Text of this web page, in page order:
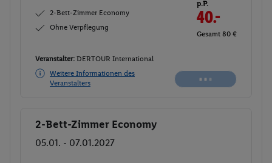
2-Bett-Zimmer Economy
Ohne Verpflegung
p.P.
33.-
Gesamt 66 €
Veranstalter: DERTOUR International
Weitere Informationen des
Veranstalters
Buchen
Buchen
2-Bett-Zimmer Economy
05.01. - 07.01.2027